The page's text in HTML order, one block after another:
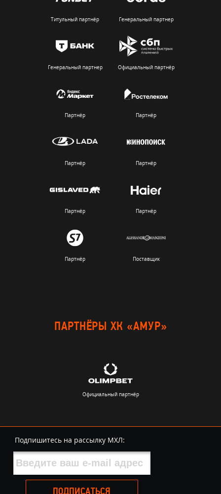
Титульный партнёр Генеральный партнер
Генеральный партнер Официальный партнёр
Партнёр Партнёр
Партнёр Партнёр
Партнёр Партнёр
Партнёр Поставщик
ПАРТНЁРЫ ХК «АМУР»
Официальный партнёр
Подпишитесь на рассылку МХЛ:
ПОДПИСАТЬСЯ